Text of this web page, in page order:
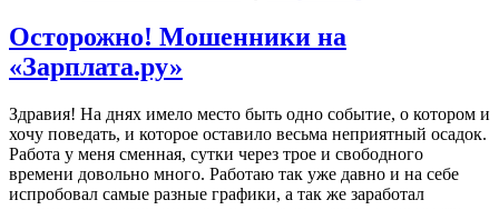
Осторожно! Мошенники на
«Зарплата.ру»
Здравия! На днях имело место быть одно событие, о котором и
хочу поведать, и которое оставило весьма неприятный осадок.
Работа у меня сменная, сутки через трое и свободного
времени довольно много. Работаю так уже давно и на себе
испробовал самые разные графики, а так же заработал